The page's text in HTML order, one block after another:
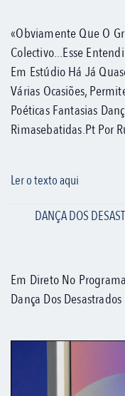
«Obviamente Que O
Colectivo...Esse
Em Estúdio Há Já
Várias Ocasiões,
Poéticas Fantasias
Rimasebatidas.pt Por
Ler o texto aqui
DANÇA DOS
Em Direto No
Dança Dos Desastrados